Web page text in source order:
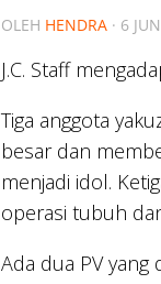
OLEH HENDRA · 6
J.C. Staff
Tiga anggota
besar dan
menjadi idol.
operasi tubuh
Ada dua PV yang